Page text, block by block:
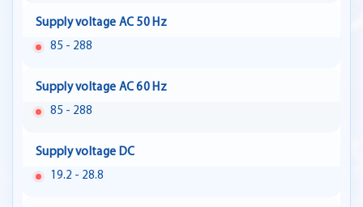
Supply voltage AC 50 Hz
85 - 288
Supply voltage AC 60 Hz
85 - 288
Supply voltage DC
19.2 - 28.8